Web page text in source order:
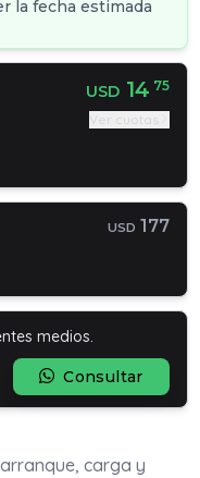
la fecha estimada
USD 14 75
Ver cuotas
USD 177
medios.
Consultar
carga y